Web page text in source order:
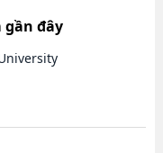
gần đây